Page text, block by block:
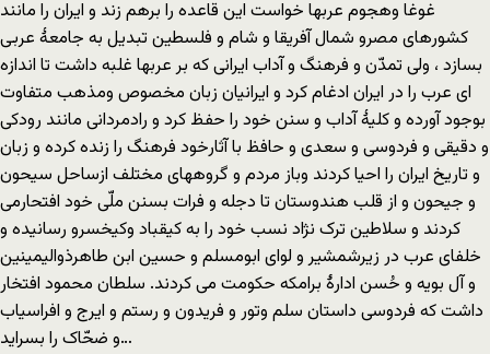
غوغا وهجوم عربها خواست این قاعده را برهم زند و ایران را مانند
کشورهای مصرو شمال آفریقا و شام و فلسطین تبدیل به جامعۀ عربی
بسازد ، ولی تمدّن و فرهنگ و آداب ایرانی که بر عربها غلبه داشت تا اندازه
ای عرب را در ایران ادغام کرد و ایرانیان زبان مخصوص ومذهب متفاوت
بوجود آورده و کلیۀ آداب و سنن خود را حفظ کرد و رادمردانی مانند رودکی
و دقیقی و فردوسی و سعدی و حافظ با آثارخود فرهنگ را زنده کرده و زبان
و تاریخ ایران را احیا کردند وباز مردم و گروههای مختلف ازساحل سیحون
و جیحون و از قلب هندوستان تا دجله و فرات بسنن ملّی خود افتحارمی
کردند و سلاطین ترک نژاد نسب خود را به کیقباد وکیخسرو رسانیده و
خلفای عرب در زیرشمشیر و لوای ابومسلم و حسین ابن طاهرذوالیمینین
و آل بویه و حُسن ادارۀ برامکه حکومت می کردند. سلطان محمود افتخار
داشت که فردوسی داستان سلم وتور و فریدون و رستم و ایرج و افراسیاب
و ضحّاک را بسراید…